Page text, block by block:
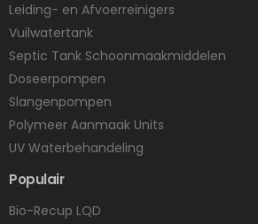
Leiding- en Afvoerreinigers
Vuilwatertank
Septic Tank Schoonmaakmiddelen
Doseerpompen
Slangenpompen
Polymeer Aanmaak Units
UV Waterbehandeling
Populair
Bio-Recup LQD